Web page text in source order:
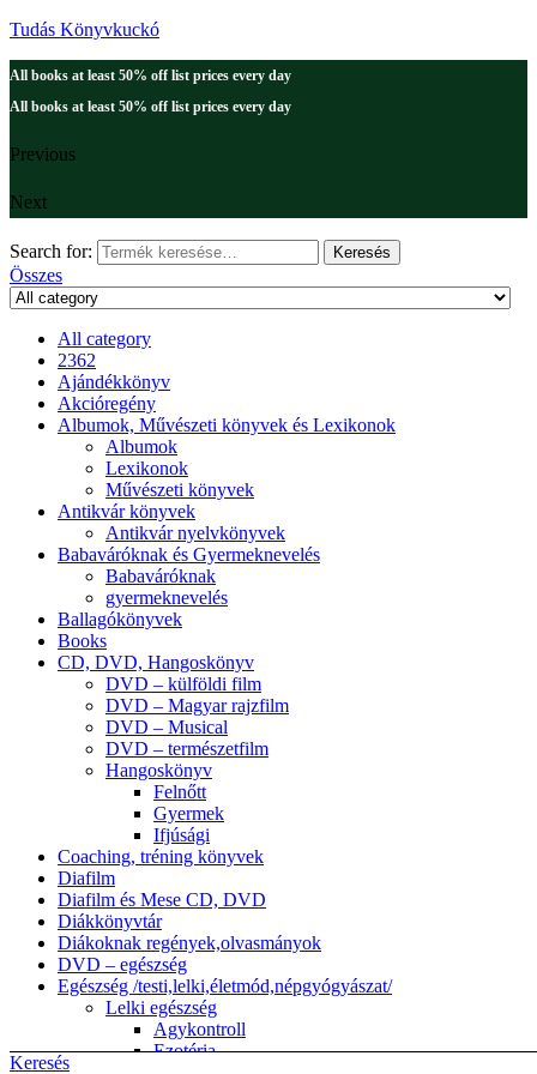
Tudás Könyvkuckó
All books at least 50% off list prices every day
All books at least 50% off list prices every day
Previous
Next
Search for: Keresés
Összes
All category
2362
Ajándékkönyv
Akcióregény
Albumok, Művészeti könyvek és Lexikonok
Albumok
Lexikonok
Művészeti könyvek
Antikvár könyvek
Antikvár nyelvkönyvek
Babaváróknak és Gyermeknevelés
Babaváróknak
gyermeknevelés
Ballagókönyvek
Books
CD, DVD, Hangoskönyv
DVD – külföldi film
DVD – Magyar rajzfilm
DVD – Musical
DVD – természetfilm
Hangoskönyv
Felnőtt
Gyermek
Ifjúsági
Coaching, tréning könyvek
Diafilm
Diafilm és Mese CD, DVD
Diákkönyvtár
Diákoknak regények,olvasmányok
DVD – egészség
Egészség /testi,lelki,életmód,népgyógyászat/
Lelki egészség
Agykontroll
Ezotéria
Keresés